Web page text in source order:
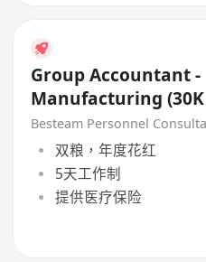
Group Accountant -
Manufacturing (30K
Days
Besteam Personnel
双粮，年度花红
5天工作制
提供医疗保险